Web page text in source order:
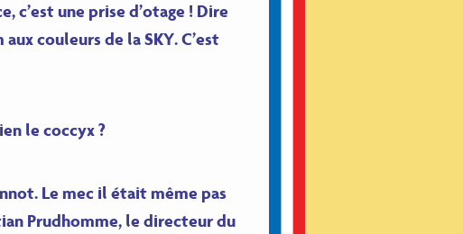
c’est une prise d’otage ! Dire
couleurs de la SKY. C’est
le coccyx ?
Le mec il était même pas
Prudhomme, le directeur du